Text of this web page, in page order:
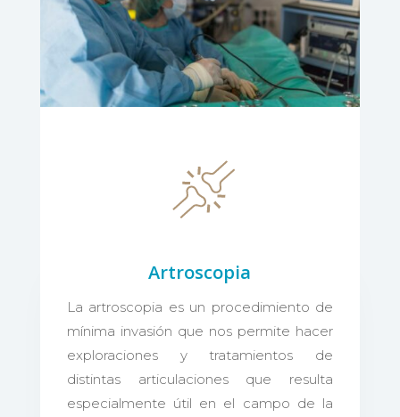
Artroscopia
La artroscopia es un procedimiento de
mínima invasión que nos permite hacer
exploraciones y tratamientos de
distintas articulaciones que resulta
especialmente útil en el campo de la